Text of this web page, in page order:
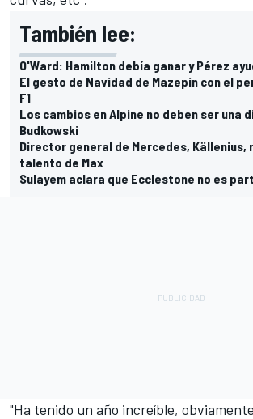
También lee:
O'Ward: Hamilton debía ganar y Pérez
El gesto de Navidad de Mazepin con el
F1
Los cambios en Alpine no deben ser una
Budkowski
Director general de Mercedes, Källenius,
talento de Max
Sulayem aclara que Ecclestone no es
"Ha tenido un año increíble,